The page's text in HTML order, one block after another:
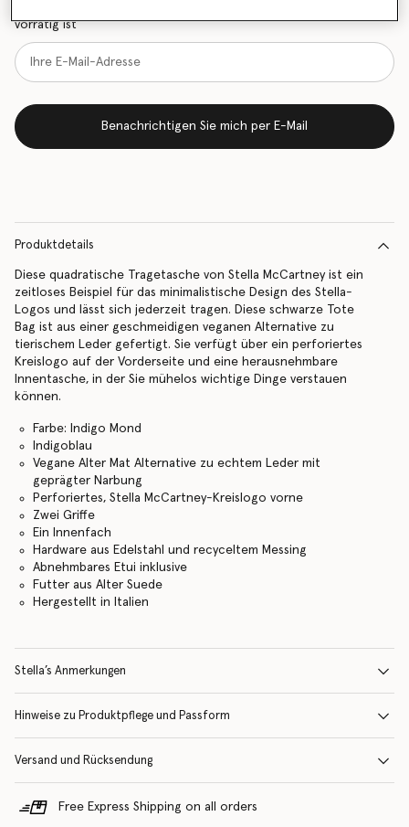
vorrätig ist
Benachrichtigen Sie mich per E-Mail
Produktdetails
Diese quadratische Tragetasche von Stella McCartney ist ein
zeitloses Beispiel für das minimalistische Design des Stella-
Logos und lässt sich jederzeit tragen. Diese schwarze Tote
Bag ist aus einer geschmeidigen veganen Alternative zu
tierischem Leder gefertigt. Sie verfügt über ein perforiertes
Kreislogo auf der Vorderseite und eine herausnehmbare
Innentasche, in der Sie mühelos wichtige Dinge verstauen
können.
Farbe: Indigo Mond
Indigoblau
Vegane Alter Mat Alternative zu echtem Leder mit
geprägter Narbung
Perforiertes, Stella McCartney-Kreislogo vorne
Zwei Griffe
Ein Innenfach
Hardware aus Edelstahl und recyceltem Messing
Abnehmbares Etui inklusive
Futter aus Alter Suede
Hergestellt in Italien
Stella’s Anmerkungen
Hinweise zu Produktpflege und Passform
Versand und Rücksendung
Free Express Shipping on all orders